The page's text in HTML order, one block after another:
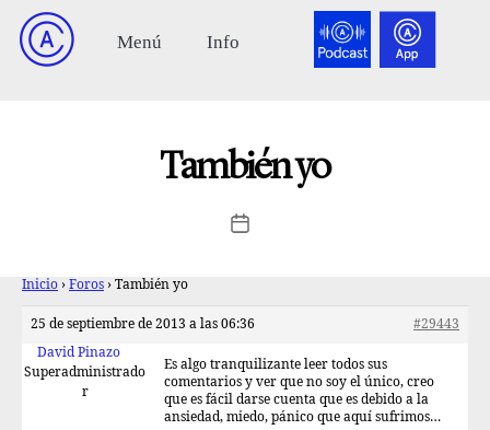
También yo
Inicio › Foros › También yo
25 de septiembre de 2013 a las 06:36
#29443
David Pinazo
Superadministrado
r
Es algo tranquilizante leer todos sus
comentarios y ver que no soy el único, creo
que es fácil darse cuenta que es debido a la
ansiedad, miedo, pánico que aquí sufrimos…